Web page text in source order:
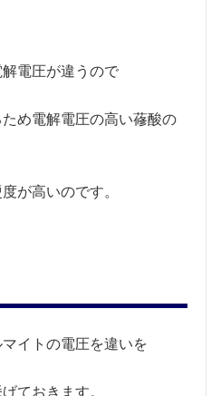
電圧が違うので
め電解電圧の高い蓚酸の
が高いのです。
イトの電圧を違いを
ておきます。